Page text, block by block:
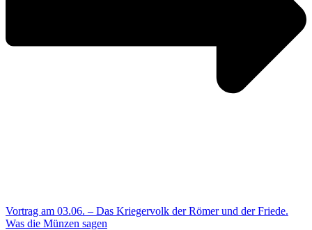
Vortrag am 03.06. – Das Kriegervolk der Römer und der Friede.
Was die Münzen sagen